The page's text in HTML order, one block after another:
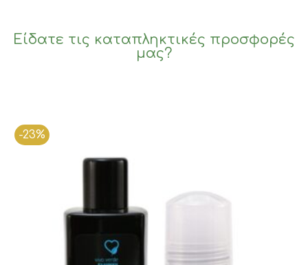
Είδατε τις καταπληκτικές προσφορές
μας?
-23%